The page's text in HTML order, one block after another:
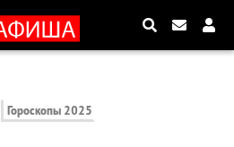
Гороскопы 2025